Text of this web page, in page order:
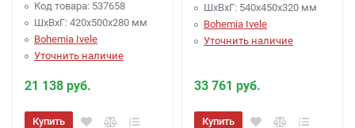
Код товара: 537658
ШхВхГ: 420х500x280 мм
Bohemia Ivele
Уточнить наличие
21 138 руб.
Купить
ШхВхГ: 540х450x320 мм
Bohemia Ivele
Уточнить наличие
33 761 руб.
Купить